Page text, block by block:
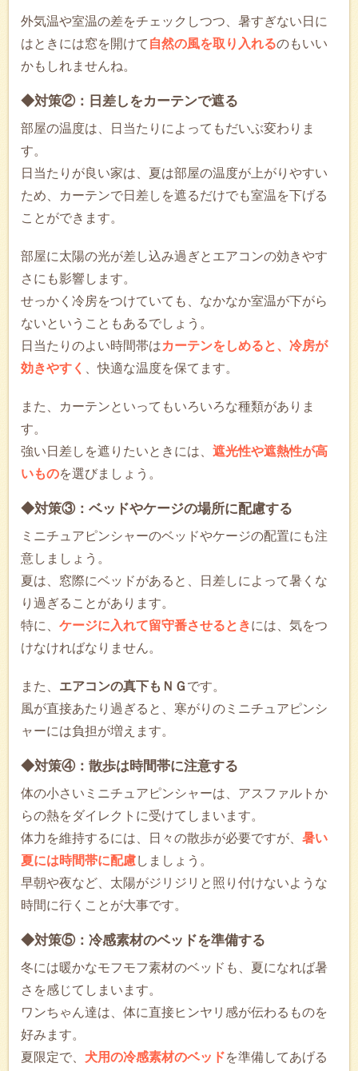
外気温や室温の差をチェックしつつ、暑すぎない日に
はときには窓を開けて 自然の風を取り入れるのもいい
かもしれませんね。
◆対策②：日差しをカーテンで遮る
部屋の温度は、日当たりによってもだいぶ変わりま
す。
日当たりが良い家は、夏は部屋の温度が上がりやすい
ため、カーテンで日差しを遮るだけでも室温を下げる
ことができます。
部屋に太陽の光が差し込み過ぎとエアコンの効きやす
さにも影響します。
せっかく冷房をつけていても、なかなか室温が下がら
ないということもあるでしょう。
日当たりのよい時間帯はカーテンをしめると、冷房が
効きやすく
、快適な温度を保てます。
また、カーテンといってもいろいろな種類がありま
す。
強い日差しを遮りたいときには、 遮光性や遮熱性が高
いものを選びましょう。
◆対策③：ベッドやケージの場所に配慮する
ミニチュアピンシャーのベッドやケージの配置にも注
意しましょう。
夏は、窓際にベッドがあると、日差しによって暑くな
り過ぎることがあります。
特に、 ケージに入れて留守番させるときには、気をつ
けなければなりません。
また、 エアコンの真下もＮＧ です。
風が直接あたり過ぎると、寒がりのミニチュアピンシ
ャーには負担が増えます。
◆対策④：散歩は時間帯に注意する
体の小さいミニチュアピンシャーは、アスファルトか
らの熱をダイレクトに受けてしまいます。
体力を維持するには、日々の散歩が必要ですが、 暑い
夏には時間帯に配慮しましょう。
早朝や夜など、太陽がジリジリと照り付けないような
時間に行くことが大事です。
◆対策⑤：冷感素材のベッドを準備する
冬には暖かなモフモフ素材のベッドも、夏になれば暑
さを感じてしまいます。
ワンちゃん達は、体に直接ヒンヤリ感が伝わるものを
好みます。
夏限定で、 犬用の冷感素材のベッドを準備してあげる